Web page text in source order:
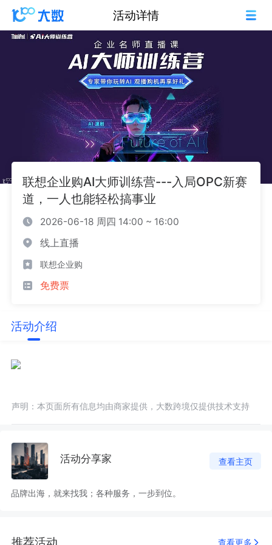
活动详情
联想企业购AI大师训练营---入局OPC新赛
道，一人也能轻松搞事业
2026-06-18 周四 14:00 ~ 16:00
线上直播
联想企业购
免费票
活动介绍
声明：本页面所有信息均由商家提供，大数跨境仅提供技术支持
活动分享家 查看主页
品牌出海，就来找我；各种服务，一步到位。
查看更多